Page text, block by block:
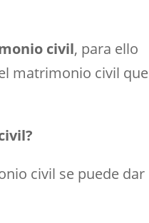
civil, para ello
matrimonio civil que
civil se puede dar